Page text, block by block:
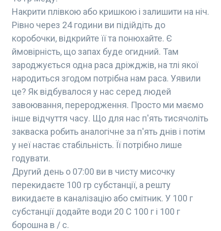
Накрити плівкою або кришкою і залишити на ніч.
Рівно через 24 години ви підійдіть до
коробочки, відкрийте її та понюхайте. Є
ймовірність, що запах буде огидний. Там
зароджується одна раса дріжджів, на тлі якої
народиться згодом потрібна нам раса. Уявили
це? Як відбувалося у нас серед людей
завоювання, переродження. Просто ми маємо
інше відчуття часу. Що для нас п'ять тисячоліть
закваска робить аналогічне за п'ять днів і потім
у неї настає стабільність. Її потрібно лише
годувати.
Другий день о 07:00 ви в чисту мисочку
перекидаєте 100 гр субстанції, а решту
викидаєте в каналізацію або смітник. У 100 г
субстанції додайте води 20 С 100 г і 100 г
борошна в / с.